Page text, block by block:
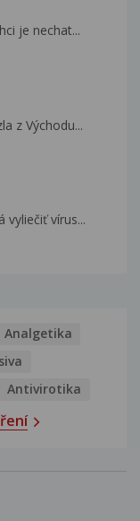
je nechat...
z Východu...
vyliečiť vírus...
Analgetika
Antivirotika